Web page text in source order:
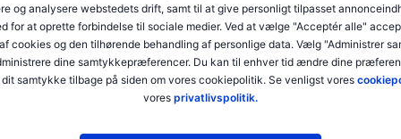
og analysere webstedets drift, samt til at give personligt tilpasset
for at oprette forbindelse til sociale medier. Ved at vælge "Acceptér alle"
cookies og den tilhørende behandling af personlige data. Vælg "Administrer
dine samtykkepræferencer. Du kan til enhver tid ændre dine
samtykke tilbage på siden om vores cookiepolitik. Se venligst vores
vores privatlivspolitik.
XXXXXXX XXXXXXX
XXXXXXX